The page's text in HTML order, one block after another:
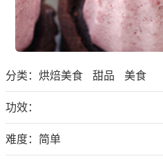
分类： 烘焙美食 甜品 美食
功效：
难度：简单